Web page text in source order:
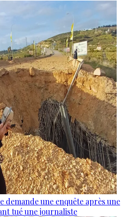
demande une enquête après une
tué une journaliste